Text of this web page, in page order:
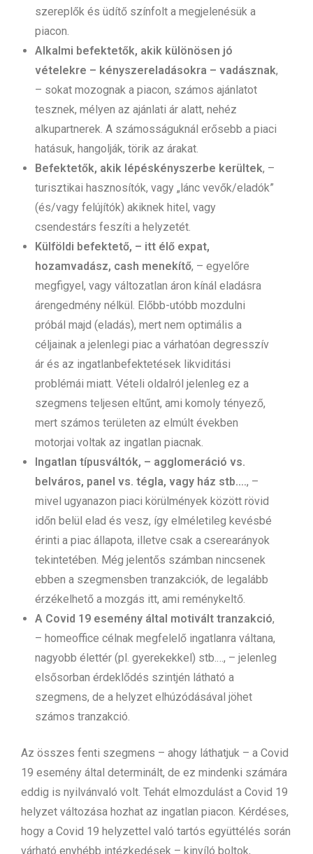
szereplők és üdítő színfolt a megjelenésük a
piacon.
Alkalmi befektetők, akik különösen jó
vételekre – kényszereladásokra – vadásznak,
– sokat mozognak a piacon, számos ajánlatot
tesznek, mélyen az ajánlati ár alatt, nehéz
alkupartnerek. A számosságuknál erősebb a piaci
hatásuk, hangolják, törik az árakat.
Befektetők, akik lépéskényszerbe kerültek, –
turisztikai hasznosítók, vagy „lánc vevők/eladók”
(és/vagy felújítók) akiknek hitel, vagy
csendestárs feszíti a helyzetét.
Külföldi befektető, – itt élő expat,
hozamvadász, cash menekítő, – egyelőre
megfigyel, vagy változatlan áron kínál eladásra
árengedmény nélkül. Előbb-utóbb mozdulni
próbál majd (eladás), mert nem optimális a
céljainak a jelenlegi piac a várhatóan degresszív
ár és az ingatlanbefektetések likviditási
problémái miatt. Vételi oldalról jelenleg ez a
szegmens teljesen eltűnt, ami komoly tényező,
mert számos területen az elmúlt években
motorjai voltak az ingatlan piacnak.
Ingatlan típusváltók, – agglomeráció vs.
belváros, panel vs. tégla, vagy ház stb.…, –
mivel ugyanazon piaci körülmények között rövid
időn belül elad és vesz, így elméletileg kevésbé
érinti a piac állapota, illetve csak a cserearányok
tekintetében. Még jelentős számban nincsenek
ebben a szegmensben tranzakciók, de legalább
érzékelhető a mozgás itt, ami reménykeltő.
A Covid 19 esemény által motivált tranzakció,
– homeoffice célnak megfelelő ingatlanra váltana,
nagyobb élettér (pl. gyerekekkel) stb.…, – jelenleg
elsősorban érdeklődés szintjén látható a
szegmens, de a helyzet elhúzódásával jöhet
számos tranzakció.
Az összes fenti szegmens – ahogy láthatjuk – a Covid
19 esemény által determinált, de ez mindenki számára
eddig is nyilvánvaló volt. Tehát elmozdulást a Covid 19
helyzet változása hozhat az ingatlan piacon. Kérdéses,
hogy a Covid 19 helyzettel való tartós együttélés során
várható enyhébb intézkedések – kinyíló boltok,